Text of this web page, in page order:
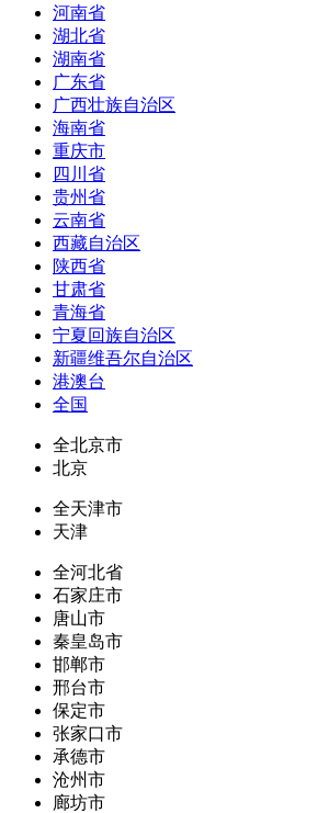
河南省
湖北省
湖南省
广东省
广西壮族自治区
海南省
重庆市
四川省
贵州省
云南省
西藏自治区
陕西省
甘肃省
青海省
宁夏回族自治区
新疆维吾尔自治区
港澳台
全国
全北京市
北京
全天津市
天津
全河北省
石家庄市
唐山市
秦皇岛市
邯郸市
邢台市
保定市
张家口市
承德市
沧州市
廊坊市